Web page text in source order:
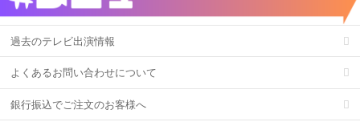
過去のテレビ出演情報
よくあるお問い合わせについて
銀行振込でご注文のお客様へ